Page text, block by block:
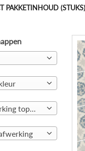
PAKKETINHOUD (STUKS)
Kies een Afwerking toplaag